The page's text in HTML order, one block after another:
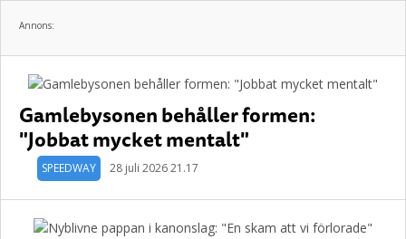
Annons:
Gamlebysonen behåller formen:
"Jobbat mycket mentalt"
SPEEDWAY 28 juli 2026 21.17